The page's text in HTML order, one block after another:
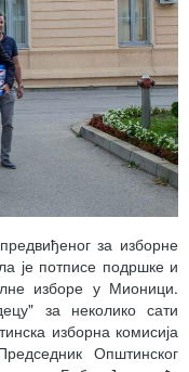
за изборне
је потписе подршке и
изборе у Мионици.
за неколико сати
изборна комисија
Општинског